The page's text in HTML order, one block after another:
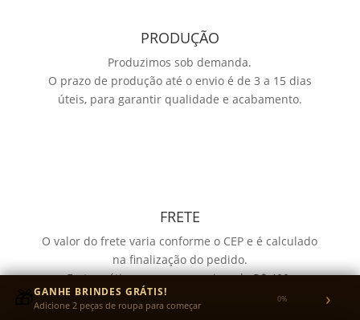
PRODUÇÃO
Produzimos sob demanda.
O prazo de produção até o envio é de 3 a 15 dias
úteis, para garantir qualidade e acabamento.
FRETE
O valor do frete varia conforme o CEP e é calculado
na finalização do pedido.
Frete grátis em compras acima de R$ 400.
🎁GANHE BRINDES GRÁTIS!
Adicione 2 peças de roupa para começar 0% ›